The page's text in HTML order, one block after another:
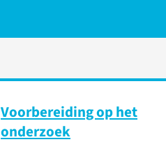
Voorbereiding op het
onderzoek